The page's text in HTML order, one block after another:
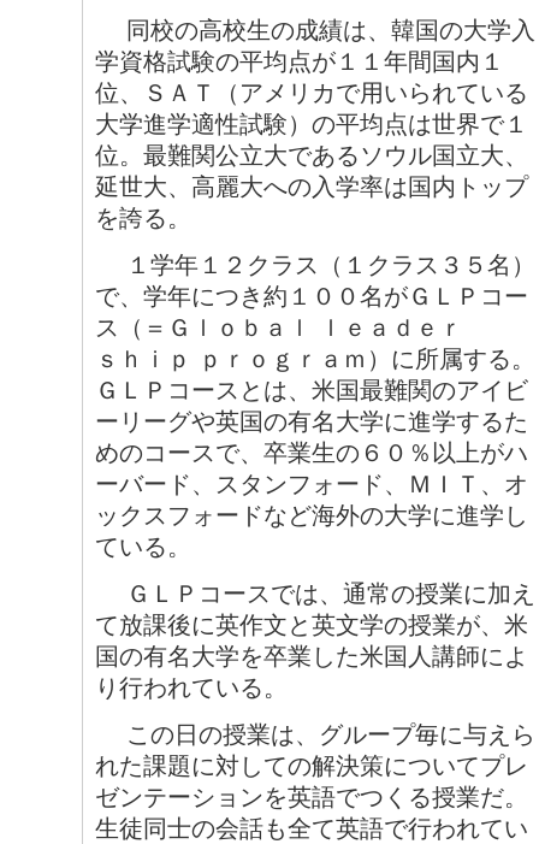
同校の高校生の成績は、韓国の大学入
学資格試験の平均点が１１年間国内１
位、ＳＡＴ（アメリカで用いられている
大学進学適性試験）の平均点は世界で１
位。最難関公立大であるソウル国立大、
延世大、高麗大への入学率は国内トップ
を誇る。
１学年１２クラス（１クラス３５名）
で、学年につき約１００名がＧＬＰコー
ス（＝Ｇｌｏｂａｌ ｌｅａｄｅｒ
ｓｈｉｐ ｐｒｏｇｒａｍ）に所属する。
ＧＬＰコースとは、米国最難関のアイビ
ーリーグや英国の有名大学に進学するた
めのコースで、卒業生の６０％以上がハ
ーバード、スタンフォード、ＭＩＴ、オ
ックスフォードなど海外の大学に進学し
ている。
ＧＬＰコースでは、通常の授業に加え
て放課後に英作文と英文学の授業が、米
国の有名大学を卒業した米国人講師によ
り行われている。
この日の授業は、グループ毎に与えら
れた課題に対しての解決策についてプレ
ゼンテーションを英語でつくる授業だ。
生徒同士の会話も全て英語で行われてい